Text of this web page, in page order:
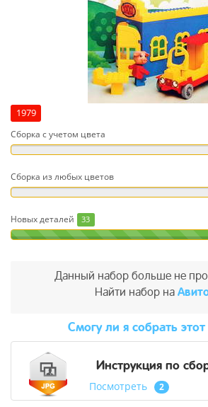
1979
Сборка с учетом цвета
Сборка из любых цветов
Новых деталей 33
Данный набор больше не
Найти набор на
Cмогу ли я собрать
Инструкция по
Посмотреть 2